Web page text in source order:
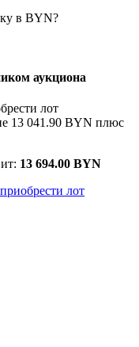
в BYN?
аукциона
лот
13 041.90 BYN плюс
13 694.00 BYN
лот